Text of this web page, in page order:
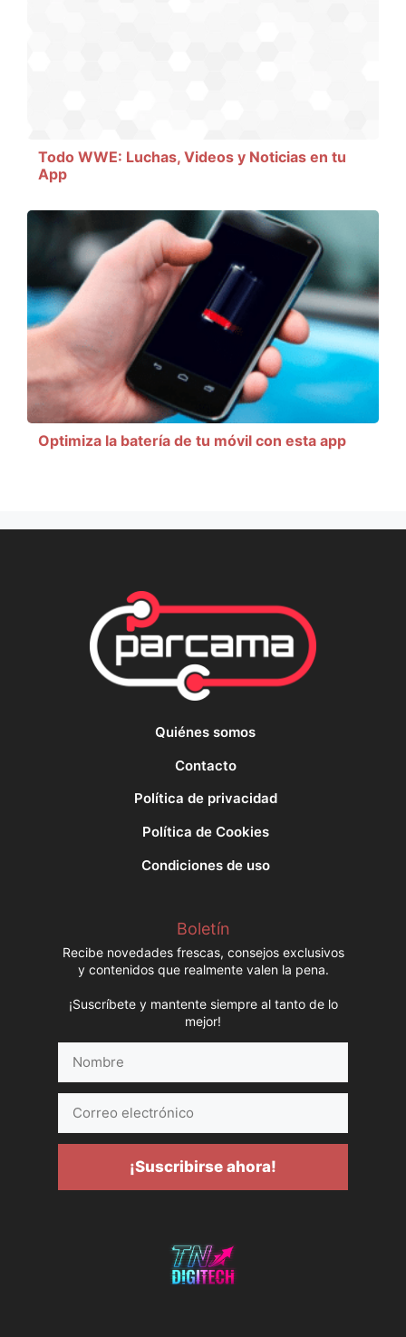
Todo WWE: Luchas, Videos y Noticias en tu
App
Optimiza la batería de tu móvil con esta app
Quiénes somos
Contacto
Política de privacidad
Política de Cookies
Condiciones de uso
Boletín
Recibe novedades frescas, consejos exclusivos
y contenidos que realmente valen la pena.
¡Suscríbete y mantente siempre al tanto de lo
mejor!
electrónico
¡Suscribirse ahora!